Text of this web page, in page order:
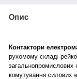
Опис
Контактори
рухомому складі
загальнопромислових
комутування силових